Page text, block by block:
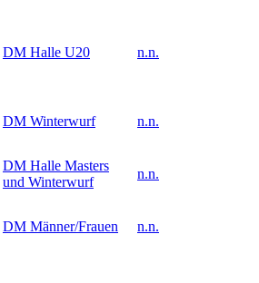
DM Halle U20 n.n.
DM Winterwurf n.n.
DM Halle Masters
und Winterwurf
n.n.
DM Männer/Frauen n.n.